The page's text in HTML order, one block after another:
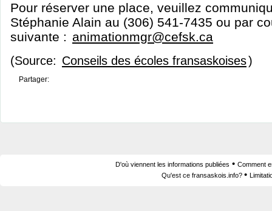
Pour réserver une place, veuillez
Stéphanie Alain au (306) 541-7435 ou par
suivante : animationmgr@cefsk.ca
(Source: Conseils des écoles fransaskoises)
Partager:
D'où viennent les informations publiées • Comment
Qu'est ce fransaskois.info? •